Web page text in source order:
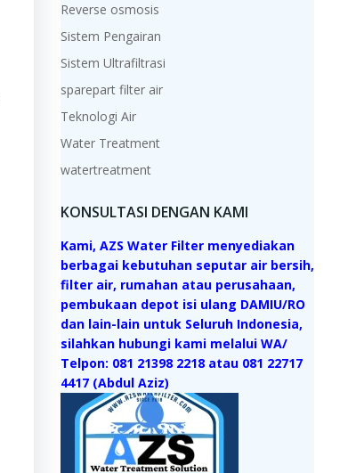
Reverse osmosis
Sistem Pengairan
Sistem Ultrafiltrasi
sparepart filter air
Teknologi Air
Water Treatment
watertreatment
KONSULTASI DENGAN KAMI
Kami, AZS Water Filter menyediakan
berbagai kebutuhan seputar air bersih,
filter air, rumahan atau perusahaan,
pembukaan depot isi ulang DAMIU/RO
dan lain-lain untuk Seluruh Indonesia,
silahkan hubungi kami melalui WA/
Telpon: 081 21398 2218 atau 081 22717
4417 (Abdul Aziz)